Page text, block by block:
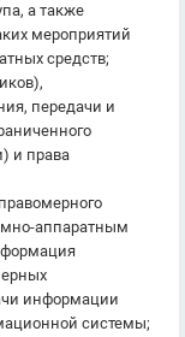
а также
мероприятий
средств;
передачи и
и права
аппаратным
информации
системы;